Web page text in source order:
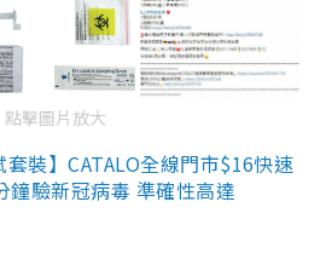
點擊圖片放大
裝】CATALO全線門市$16快速
鐘驗新冠病毒 準確性高達